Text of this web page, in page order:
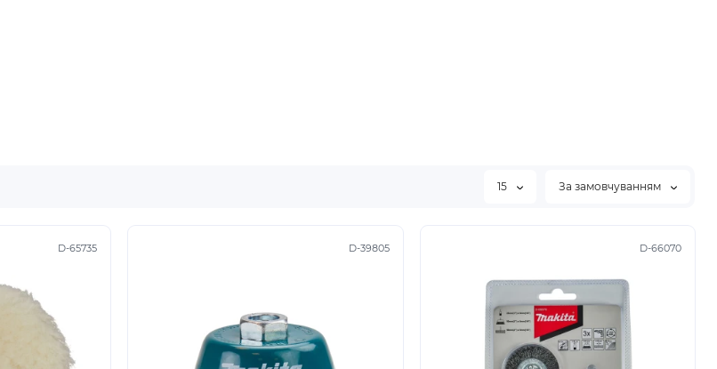
15 За замовчуванням
D-65735 D-39805 D-66070